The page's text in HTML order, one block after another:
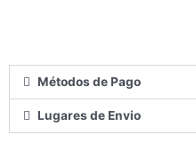
Métodos de Pago
Lugares de Envio